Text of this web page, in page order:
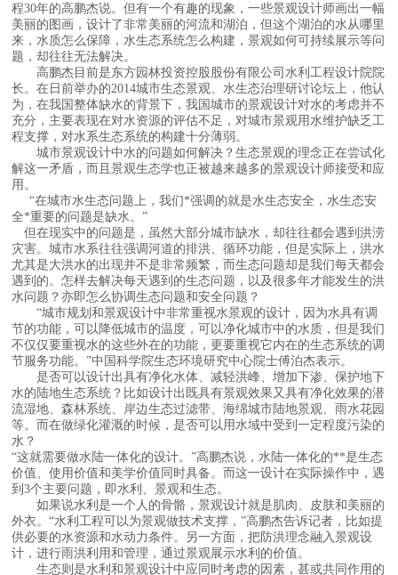
程30年的高鹏杰说。但有一个有趣的现象，一些景观设计师画出一幅
美丽的图画，设计了非常美丽的河流和湖泊，但这个湖泊的水从哪里
来，水质怎么保障，水生态系统怎么构建，景观如何可持续展示等问
题，却往往无法解决。
高鹏杰目前是东方园林投资控股股份有限公司水利工程设计院院
长。在日前举办的2014城市生态景观、水生态治理研讨论坛上，他认
为，在我国整体缺水的背景下，我国城市的景观设计对水的考虑并不
充分，主要表现在对水资源的评估不足，对城市景观用水维护缺乏工
程支撑，对水系生态系统的构建十分薄弱。
城市景观设计中水的问题如何解决？生态景观的理念正在尝试化
解这一矛盾，而且景观生态学也正被越来越多的景观设计师接受和应
用。
“在城市水生态问题上，我们*强调的就是水生态安全，水生态安
全*重要的问题是缺水。”
但在现实中的问题是，虽然大部分城市缺水，却往往都会遇到洪涝
灾害。城市水系往往强调河道的排洪、循环功能，但是实际上，洪水
尤其是大洪水的出现并不是非常频繁，而生态问题却是我们每天都会
遇到的。怎样去解决每天遇到的生态问题，以及很多年才能发生的洪
水问题？亦即怎么协调生态问题和安全问题？
“城市规划和景观设计中非常重视水景观的设计，因为水具有调
节的功能，可以降低城市的温度，可以净化城市中的水质，但是我们
不仅仅要重视水的这些外在的功能，更要重视它内在的生态系统的调
节服务功能。”中国科学院生态环境研究中心院士傅泊杰表示。
是否可以设计出具有净化水体、减轻洪峰、增加下渗、保护地下
水的陆地生态系统？比如设计出既具有景观效果又具有净化效果的潜
流湿地、森林系统、岸边生态过滤带、海绵城市陆地景观、雨水花园
等。而在做绿化灌溉的时候，是否可以用水域中受到一定程度污染的
水？
“这就需要做水陆一体化的设计。”高鹏杰说，水陆一体化的**是生态
价值、使用价值和美学价值同时具备。而这一设计在实际操作中，遇
到3个主要问题，即水利、景观和生态。
如果说水利是一个人的骨骼，景观设计就是肌肉、皮肤和美丽的
外衣。“水利工程可以为景观做技术支撑，”高鹏杰告诉记者，比如提
供必要的水资源和水动力条件。另一方面，把防洪理念融入景观设
计，进行雨洪利用和管理，通过景观展示水利的价值。
生态则是水利和景观设计中应同时考虑的因素，甚或共同作用的